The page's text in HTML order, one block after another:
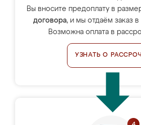
Вы вносите предоплату в
договора, и мы отдаём заказ
Возможна оплата в
УЗНАТЬ О